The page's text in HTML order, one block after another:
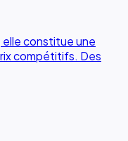
constitue une
compétitifs. Des